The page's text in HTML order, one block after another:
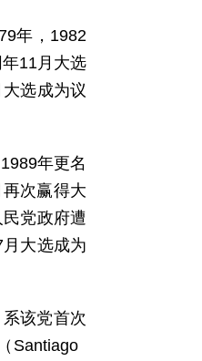
年，1982
11月大选
选成为议
年更名
次赢得大
党政府遭
大选成为
该党首次
Santiago